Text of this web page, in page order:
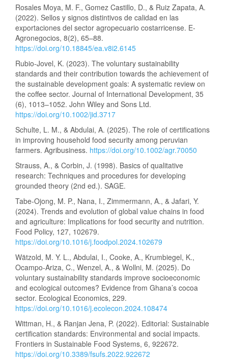
Rosales Moya, M. F., Gomez Castillo, D., & Ruiz Zapata, A.
(2022). Sellos y signos distintivos de calidad en las
exportaciones del sector agropecuario costarricense. E-
Agronegocios, 8(2), 65–88.
https://doi.org/10.18845/ea.v8i2.6145
Rubio-Jovel, K. (2023). The voluntary sustainability
standards and their contribution towards the achievement of
the sustainable development goals: A systematic review on
the coffee sector. Journal of International Development, 35
(6), 1013–1052. John Wiley and Sons Ltd.
https://doi.org/10.1002/jid.3717
Schulte, L. M., & Abdulai, A. (2025). The role of certifications
in improving household food security among peruvian
farmers. Agribusiness. https://doi.org/10.1002/agr.70050
Strauss, A., & Corbin, J. (1998). Basics of qualitative
research: Techniques and procedures for developing
grounded theory (2nd ed.). SAGE.
Tabe-Ojong, M. P., Nana, I., Zimmermann, A., & Jafari, Y.
(2024). Trends and evolution of global value chains in food
and agriculture: Implications for food security and nutrition.
Food Policy, 127, 102679.
https://doi.org/10.1016/j.foodpol.2024.102679
Wätzold, M. Y. L., Abdulai, I., Cooke, A., Krumbiegel, K.,
Ocampo-Ariza, C., Wenzel, A., & Wollni, M. (2025). Do
voluntary sustainability standards improve socioeconomic
and ecological outcomes? Evidence from Ghana’s cocoa
sector. Ecological Economics, 229.
https://doi.org/10.1016/j.ecolecon.2024.108474
Wittman, H., & Ranjan Jena, P. (2022). Editorial: Sustainable
certification standards: Environmental and social impacts.
Frontiers in Sustainable Food Systems, 6, 922672.
https://doi.org/10.3389/fsufs.2022.922672